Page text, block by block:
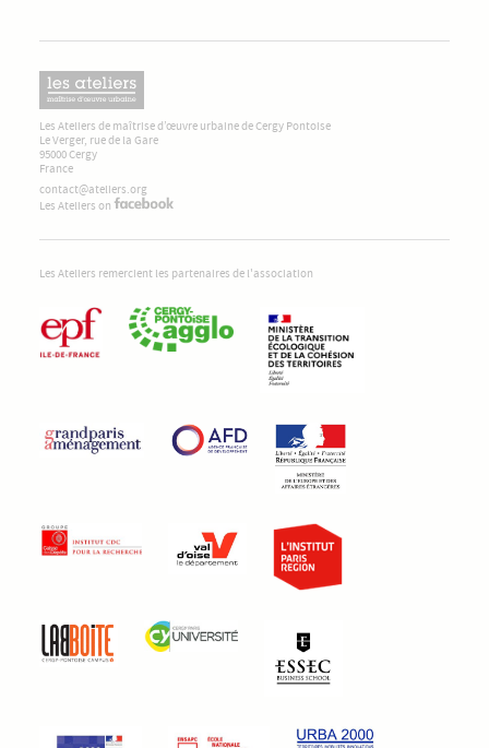
Les Ateliers de maîtrise d’œuvre urbaine de Cergy Pontoise
Le Verger, rue de la Gare
95000 Cergy
France
contact@ateliers.org
Les Ateliers on
Les Ateliers remercient les partenaires de l'association